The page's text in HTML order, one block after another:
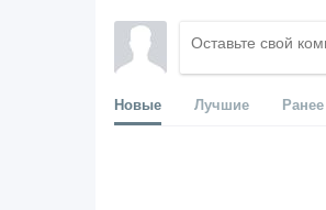
Новые Лучшие Ранее